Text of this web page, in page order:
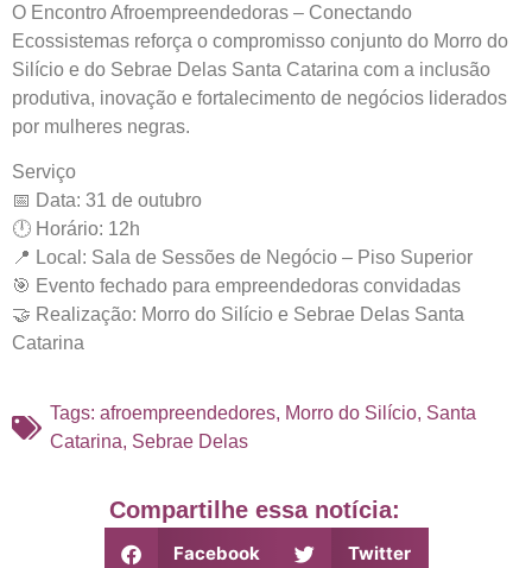
O Encontro Afroempreendedoras – Conectando
Ecossistemas reforça o compromisso conjunto do Morro do
Silício e do Sebrae Delas Santa Catarina com a inclusão
produtiva, inovação e fortalecimento de negócios liderados
por mulheres negras.
Serviço
📅 Data: 31 de outubro
🕛 Horário: 12h
📍 Local: Sala de Sessões de Negócio – Piso Superior
🎯 Evento fechado para empreendedoras convidadas
🤝 Realização: Morro do Silício e Sebrae Delas Santa
Catarina
Tags: afroempreendedores, Morro do Silício, Santa
Catarina, Sebrae Delas
Compartilhe essa notícia:
Facebook Twitter